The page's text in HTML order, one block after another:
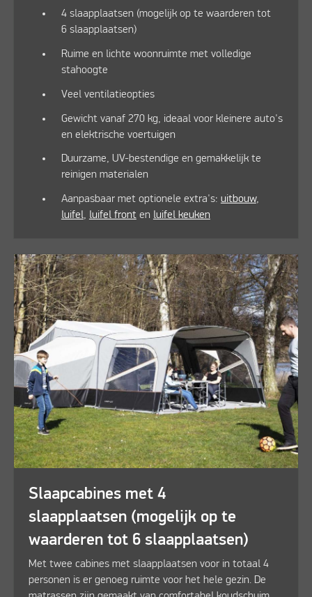
4 slaapplaatsen (mogelijk op te waarderen tot
6 slaapplaatsen)
Ruime en lichte woonruimte met volledige
stahoogte
Veel ventilatieopties
Gewicht vanaf 270 kg, ideaal voor kleinere auto's
en elektrische voertuigen
Duurzame, UV-bestendige en gemakkelijk te
reinigen materialen
Aanpasbaar met optionele extra's: uitbouw,
luifel, luifel fronten luifel keuken
Slaapcabines met 4
slaapplaatsen (mogelijk op te
waarderen tot 6 slaapplaatsen)
Met twee cabines met slaapplaatsen voor in totaal 4
personen is er genoeg ruimte voor het hele gezin. De